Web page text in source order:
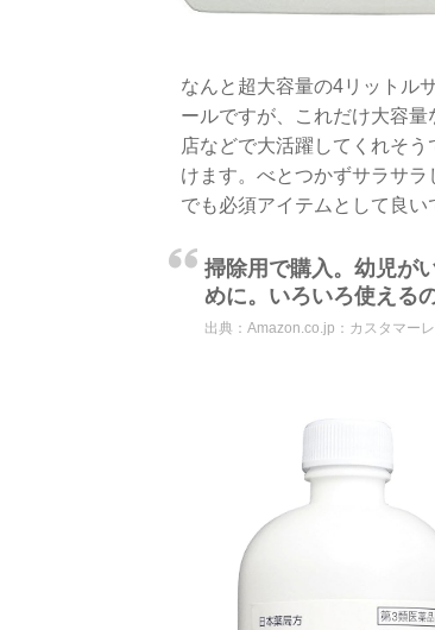
なんと超大容量の4リットル
ールですが、これだけ大容
店などで大活躍してくれそ
けます。べとつかずサラサ
でも必須アイテムとして良い
掃除用で購入。幼児が
めに。いろいろ使える
出典： Amazon.co.jp：カスタマー